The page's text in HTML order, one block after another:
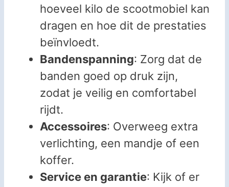
hoeveel kilo de scootmobiel kan
dragen en hoe dit de prestaties
beïnvloedt.
Bandenspanning: Zorg dat de
banden goed op druk zijn,
zodat je veilig en comfortabel
rijdt.
Accessoires: Overweeg extra
verlichting, een mandje of een
koffer.
Service en garantie: Kijk of er